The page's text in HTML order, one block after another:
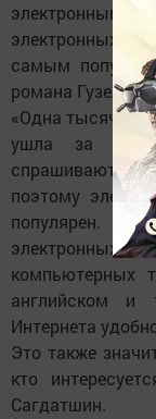
электронным и
электронных
самым
романа Гузель
«Одна тысяча
ушла за
спрашивают.
поэтому
популярен.
компьютерных
английском и
Интернета
Это также
кто
Сагдатшин.